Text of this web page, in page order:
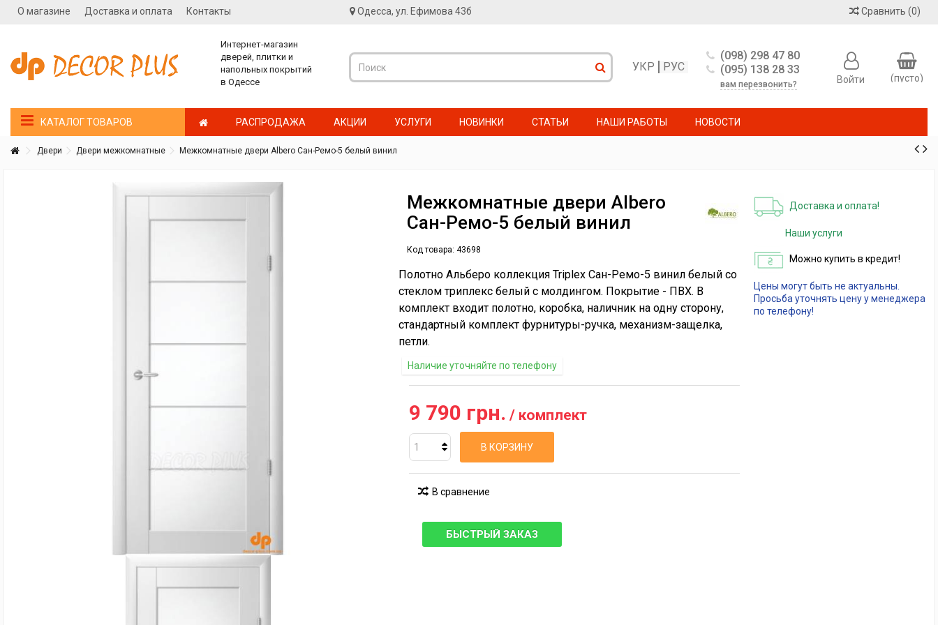
О магазине Доставка и оплата Контакты Одесса, ул. Ефимова 43б Сравнить (0)
Интернет-магазин
дверей, плитки и
напольных покрытий
в Одессе
(пусто)
РУС
УКР
(098) 298 47 80
(095) 138 28 33
вам перезвонить? Войти
КАТАЛОГ ТОВАРОВ РАСПРОДАЖА АКЦИИ УСЛУГИ НОВИНКИ СТАТЬИ НАШИ РАБОТЫ НОВОСТИ
Двери Двери межкомнатные Межкомнатные двери Albero Сан-Ремо-5 белый винил
Межкомнатные двери Albero
Сан-Ремо-5 белый винил
Код товара: 43698
Полотно Альберо коллекция Triplex Сан-Ремо-5 винил белый со
стеклом триплекс белый с молдингом. Покрытие - ПВХ. В
комплект входит полотно, коробка, наличник на одну сторону,
стандартный комплект фурнитуры-ручка, механизм-защелка,
петли.
Наличие уточняйте по телефону
9 790 грн. / комплект
В КОРЗИНУ
В сравнение
БЫСТРЫЙ ЗАКАЗ
Доставка и оплата!
Наши услуги
Можно купить в кредит!
Цены могут быть не актуальны.
Просьба уточнять цену у менеджера
по телефону!